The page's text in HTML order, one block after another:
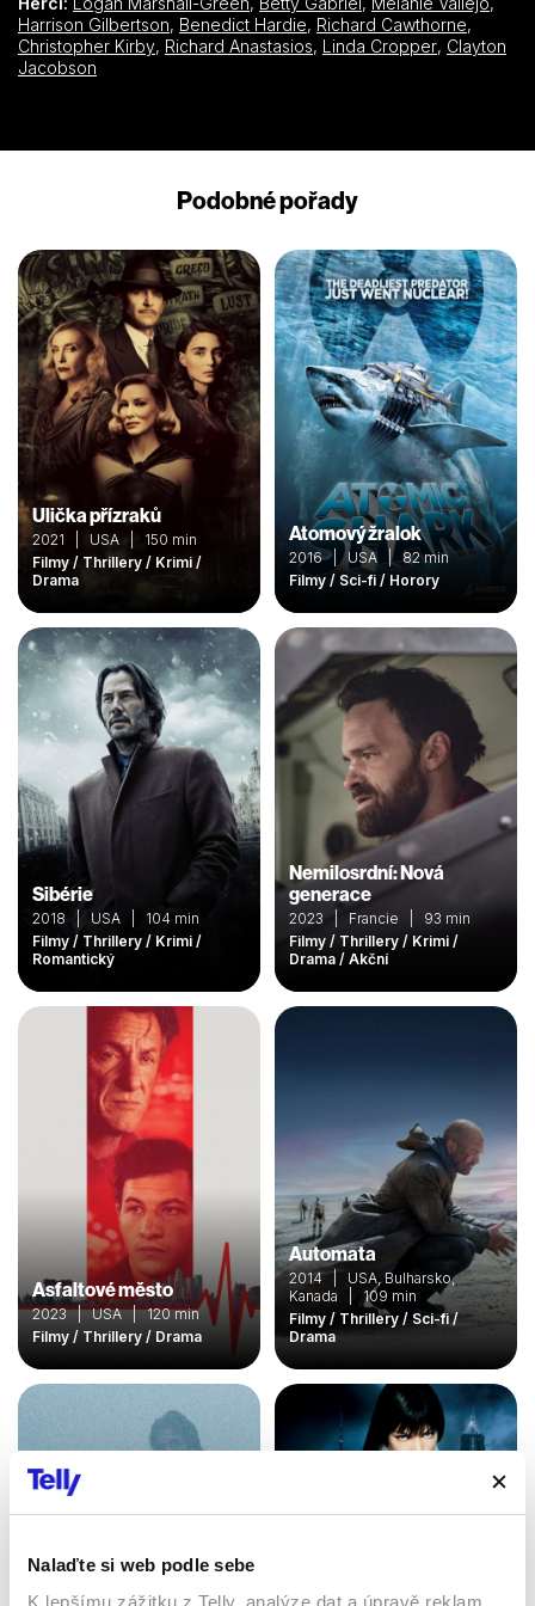
Nalaďte si web podle sebe
K lepšímu zážitku z Telly, analýze dat a úpravě reklam
Harrison Gilbertson, Benedict Hardie, Richard Cawthorne,
Christopher Kirby, Richard Anastasios, Linda Cropper, Clayton
Jacobson
Podobné pořady
Ulička přízraků
2021 | USA | 150 min
Filmy / Thrillery / Krimi /
Drama
Atomový žralok
2016 | USA | 82 min
Filmy / Sci-fi / Horory
Sibérie
2018 | USA | 104 min
Filmy / Thrillery / Krimi /
Romantický
Nemilosrdní: Nová
generace
2023 | Francie | 93 min
Filmy / Thrillery / Krimi /
Drama / Akční
Asfaltové město
2023 | USA | 120 min
Filmy / Thrillery / Drama
Automata
2014 | USA, Bulharsko,
Kanada | 109 min
Filmy / Thrillery / Sci-fi /
Drama